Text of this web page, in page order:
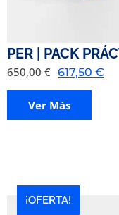
PER | PACK
650,00€ 617,50 €
Ver Más
¡OFERTA!